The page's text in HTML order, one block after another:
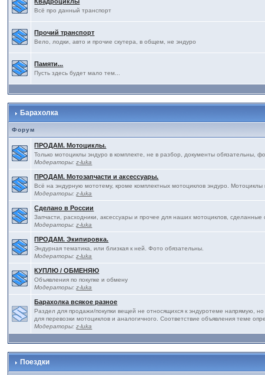
Всё про данный транспорт
Прочий транспорт
Вело, лодки, авто и прочие скутера, в общем, не эндуро
Памяти...
Пусть здесь будет мало тем...
Барахолка
Форум
ПРОДАМ. Мотоциклы.
Только мотоциклы эндуро в комплекте, не в разбор, документы обязательны,
Модераторы:z-luka
ПРОДАМ. Мотозапчасти и аксессуары.
Всё на эндурную мототему, кроме комплектных мотоциклов эндуро.
Модераторы:z-luka
Сделано в России
Запчасти, расходники, аксессуары и прочее для наших мотоциклов,
Модераторы:z-luka
ПРОДАМ. Экипировка.
Эндурная тематика, или близкая к ней. Фото обязательны.
Модераторы:z-luka
КУПЛЮ / ОБМЕНЯЮ
Объявления по покупке и обмену
Модераторы:z-luka
Барахолка всякое разное
Раздел для продажи/покупки вещей не относящихся к эндуротеме напрямую,
для перевозки мотоциклов и аналогичного. Соответствие объявления теме
Модераторы:z-luka
Поездки